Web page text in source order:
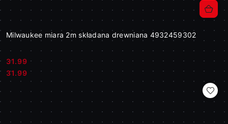
Milwaukee miara 2m składana drewniana 4932459302
Cena:
31.99
Cena:
31.99